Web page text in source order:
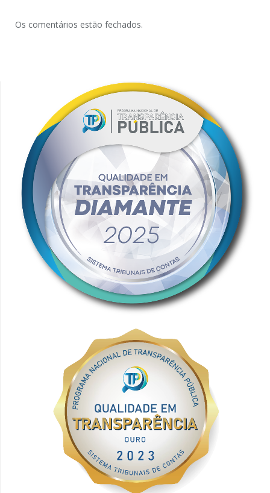
Os comentários estão fechados.